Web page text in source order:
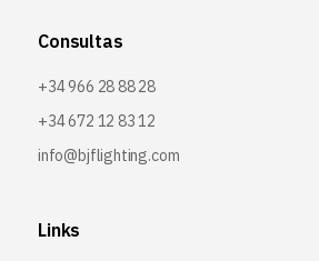
Consultas
+34 966 28 88 28
+34 672 12 83 12
info@bjflighting.com
Links